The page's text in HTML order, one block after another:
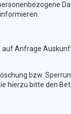
auf Anfrage
bzw.
hierzu bitte den